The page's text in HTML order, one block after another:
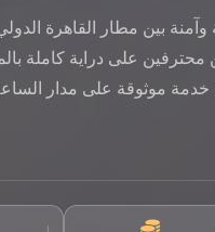
بين مطار القاهرة
محترفين على دراية كاملة
خدمة موثوقة على مدار